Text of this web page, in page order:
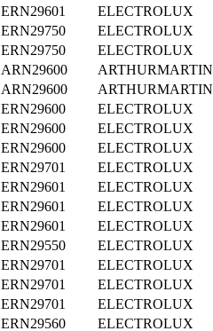
ERN29601
ELECTROLUX
ERN29750
ELECTROLUX
ERN29750
ELECTROLUX
ARN29600
ARN29600
ERN29600
ELECTROLUX
ERN29600
ELECTROLUX
ERN29600
ELECTROLUX
ERN29701
ELECTROLUX
ERN29601
ELECTROLUX
ERN29601
ELECTROLUX
ERN29601
ELECTROLUX
ERN29550
ELECTROLUX
ERN29701
ELECTROLUX
ERN29701
ELECTROLUX
ERN29701
ELECTROLUX
ERN29560 ELECTROLUX